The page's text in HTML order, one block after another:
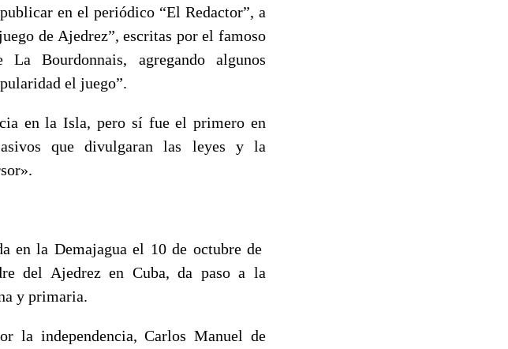
en el periódico “El Redactor”, a
de Ajedrez”, escritas por el famoso
Bourdonnais, agregando algunos
el juego”.
en la Isla, pero sí fue el primero en
que divulgaran las leyes y la
en la Demajagua el 10 de octubre de
del Ajedrez en Cuba, da paso a la
y primaria.
la independencia, Carlos Manuel de